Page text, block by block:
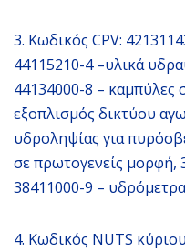
3. Κωδικός CPV:
44115210-4 –υλικά
44134000-8 –
εξοπλισμός δικτύου
υδροληψίας για
σε πρωτογενείς μορφή,
38411000-9 –
4. Κωδικός NUTS